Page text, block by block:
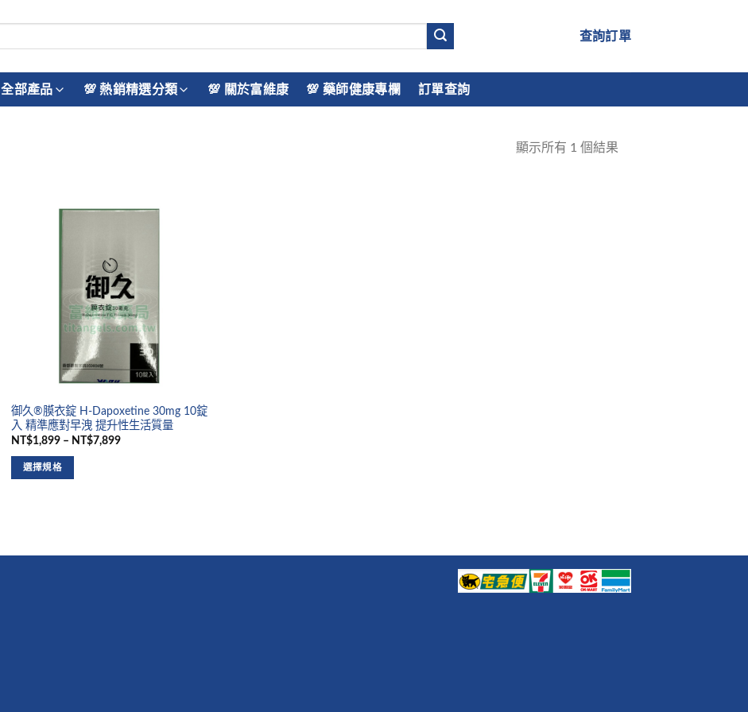
查詢訂單
全部產品 💯 熱銷精選分類 💯 關於富維康 💯 藥師健康專欄 訂單查詢
顯示所有 1 個結果
御久®膜衣錠 H-Dapoxetine 30mg 10錠
入 精準應對早洩 提升性生活質量
NT$1,899 – NT$7,899
選擇規格